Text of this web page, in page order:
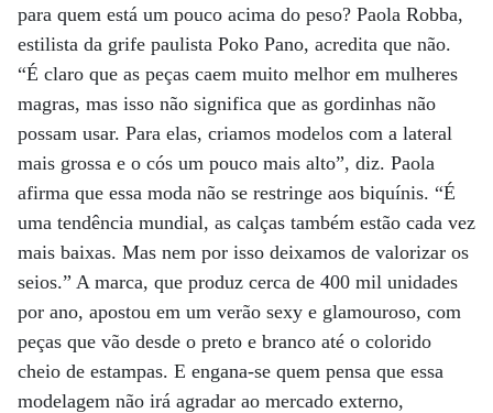
para quem está um pouco acima do peso? Paola Robba,
estilista da grife paulista Poko Pano, acredita que não.
“É claro que as peças caem muito melhor em mulheres
magras, mas isso não significa que as gordinhas não
possam usar. Para elas, criamos modelos com a lateral
mais grossa e o cós um pouco mais alto”, diz. Paola
afirma que essa moda não se restringe aos biquínis. “É
uma tendência mundial, as calças também estão cada vez
mais baixas. Mas nem por isso deixamos de valorizar os
seios.” A marca, que produz cerca de 400 mil unidades
por ano, apostou em um verão sexy e glamouroso, com
peças que vão desde o preto e branco até o colorido
cheio de estampas. E engana-se quem pensa que essa
modelagem não irá agradar ao mercado externo,